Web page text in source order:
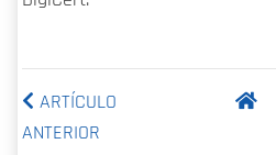
ARTÍCULO
ANTERIOR